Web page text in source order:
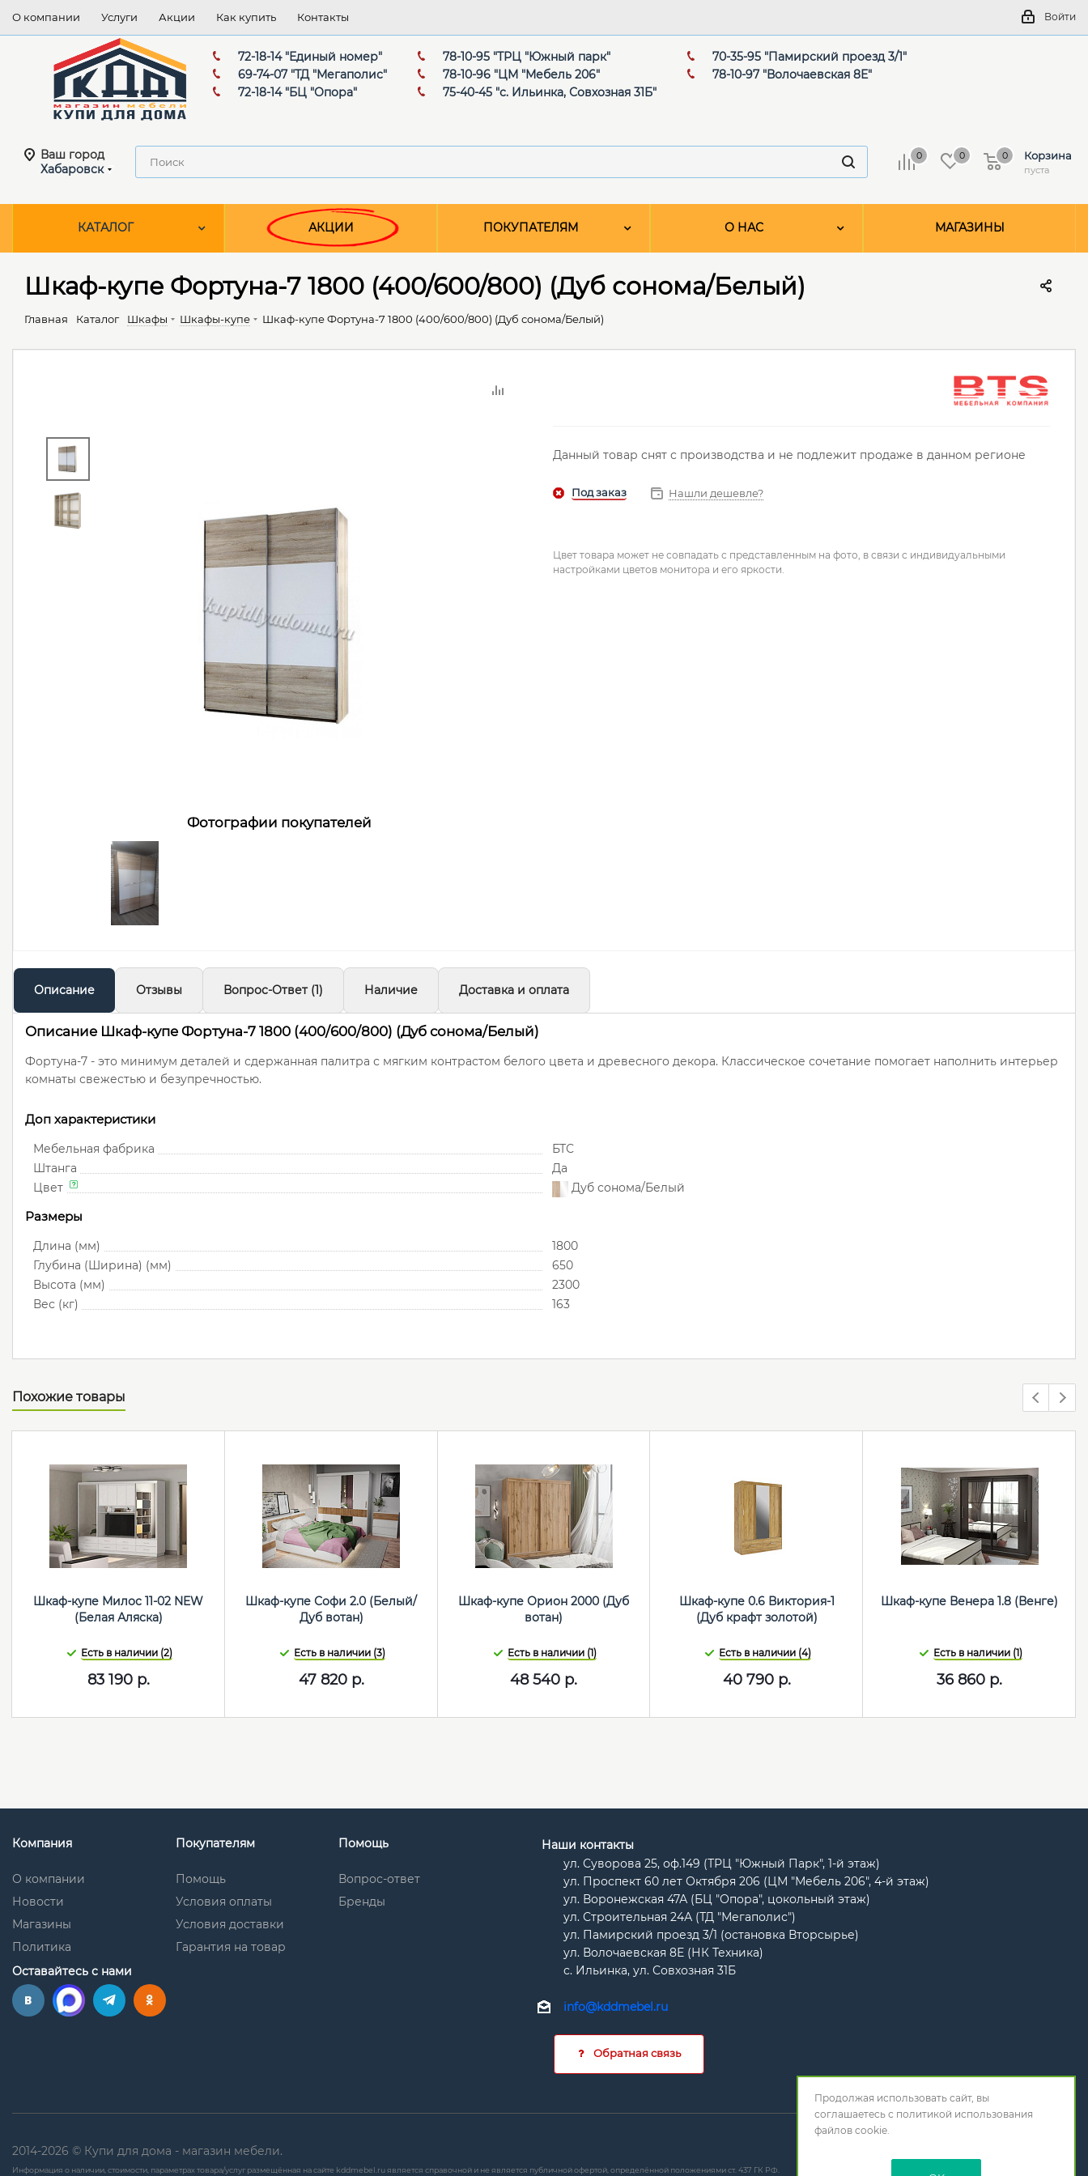
О компании Услуги Акции Как купить Контакты Войти
72-18-14 "Единый номер"
69-74-07 "ТД "Мегаполис"
72-18-14 "БЦ "Опора"
78-10-95 "ТРЦ "Южный парк"
78-10-96 "ЦМ "Мебель 206"
75-40-45 "с. Ильинка, Совхозная 31Б"
70-35-95 "Памирский проезд 3/1"
78-10-97 "Волочаевская 8Е"
Ваш город
Хабаровск
0 0 Корзина
пуста
0
КАТАЛОГ АКЦИИ ПОКУПАТЕЛЯМ О НАС МАГАЗИНЫ
Шкаф-купе Фортуна-7 1800 (400/600/800) (Дуб сонома/Белый)
Главная Каталог Шкафы Шкафы-купе Шкаф-купе Фортуна-7 1800 (400/600/800) (Дуб сонома/Белый)
Фотографии покупателей
Данный товар снят с производства и не подлежит продаже в данном регионе
Нашли дешевле?
Цвет товара может не совпадать с представленным на фото, в связи с индивидуальными
настройками цветов монитора и его яркости.
Описание Отзывы Вопрос-Ответ(1) Наличие Доставка и оплата
Описание Шкаф-купе Фортуна-7 1800 (400/600/800) (Дуб сонома/Белый)
Фортуна-7 - это минимум деталей и сдержанная палитра с мягким контрастом белого цвета и древесного декора. Классическое сочетание помогает наполнить интерьер
комнаты свежестью и безупречностью.
Доп характеристики
Мебельная фабрика
БТС
Штанга
Да
Цвет
Дуб сонома/Белый
Размеры
Длина (мм)
1800
Глубина (Ширина) (мм)
650
Высота (мм)
2300
Вес (кг)
163
Похожие товары
Шкаф-купе Милос 11-02 NEW
(Белая Аляска)
Есть в наличии (2)
83 190р.
Шкаф-купе Софи 2.0 (Белый/
Дуб вотан)
Есть в наличии (3)
47 820р.
Шкаф-купе Орион 2000 (Дуб
вотан)
Есть в наличии (1)
48 540 р.
Шкаф-купе 0.6 Виктория-1
(Дуб крафт золотой)
Есть в наличии (4)
40 790р.
Шкаф-купе Венера 1.8 (Венге)
Есть в наличии (1)
36 860 р.
Компания
О компании
Новости
Магазины
Политика
Покупателям
Помощь
Условия оплаты
Условия доставки
Гарантия на товар
Помощь
Вопрос-ответ
Бренды
Оставайтесь с нами
Наши контакты
ул. Суворова 25, оф.149 (ТРЦ "Южный Парк", 1-й этаж)
ул. Проспект 60 лет Октября 206 (ЦМ "Мебель 206", 4-й этаж)
ул. Воронежская 47А (БЦ "Опора", цокольный этаж)
ул. Строительная 24А (ТД "Мегаполис")
ул. Памирский проезд 3/1 (остановка Вторсырье)
ул. Волочаевская 8Е (НК Техника)
с. Ильинка, ул. Совхозная 31Б
info@kddmebel.ru
Обратная связь
2014-2026 © Купи для дома - магазин мебели.
Информация о наличии, стоимости, параметрах товара/услуг размещённая на сайте kddmebel.ru является справочной и не является публичной офертой, определённой положениями ст. 437 ГК РФ.
Продолжая использовать сайт, вы
соглашаетесь с политикой использования
файлов cookie.